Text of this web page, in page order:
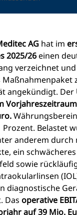
AG hat im
2025/26einen
verzeichnet
angekündigt. Der
Prozent. Belastet
anderem durch
ein schwächeres
sowie
diagnostische
Dasoperative
auf 39 Mio.